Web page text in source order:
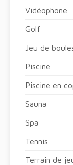
Vidéophone
Golf
Jeu de
Piscine
Piscine en
Sauna
Spa
Tennis
Terrain de